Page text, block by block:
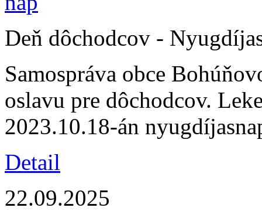
Deň dôchodcov -
Samospráva obce
oslavu pre dôchodcov.
2023.10.18-án
Detail
22.09.2025